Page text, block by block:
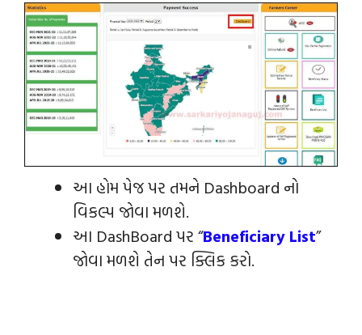
આ હોમ પેજ પર તમને Dashboard નો
વિકલ્પ જોવા મળશે.
આ DashBoard પર “Beneficiary List”
જોવા મળશે તેન પર ક્લિક કરો.